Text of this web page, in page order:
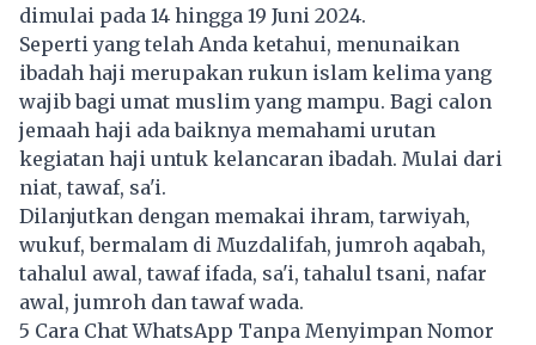
dimulai pada 14 hingga 19 Juni 2024.
Seperti yang telah Anda ketahui, menunaikan
ibadah haji merupakan rukun islam kelima yang
wajib bagi umat muslim yang mampu. Bagi calon
jemaah haji ada baiknya memahami urutan
kegiatan haji untuk kelancaran ibadah. Mulai dari
niat, tawaf, sa'i.
Dilanjutkan dengan memakai ihram, tarwiyah,
wukuf, bermalam di Muzdalifah, jumroh aqabah,
tahalul awal, tawaf ifada, sa'i, tahalul tsani, nafar
awal, jumroh dan tawaf wada.
5 Cara Chat WhatsApp Tanpa Menyimpan Nomor